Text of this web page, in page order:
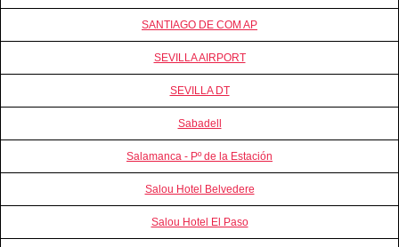
SANTIAGO DE COM AP
SEVILLA AIRPORT
SEVILLA DT
Sabadell
Salamanca - Pº de la Estación
Salou Hotel Belvedere
Salou Hotel El Paso